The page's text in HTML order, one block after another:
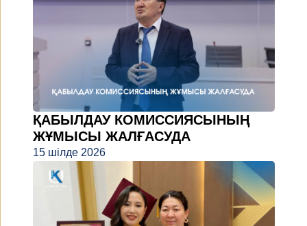
ҚАБЫЛДАУ КОМИССИЯСЫНЫҢ
ЖҰМЫСЫ ЖАЛҒАСУДА
15 шілде 2026